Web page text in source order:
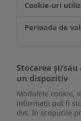
Stocarea și/
un dispozitiv
Modulele cookie,
informații pot fi
dvs. în scopurile